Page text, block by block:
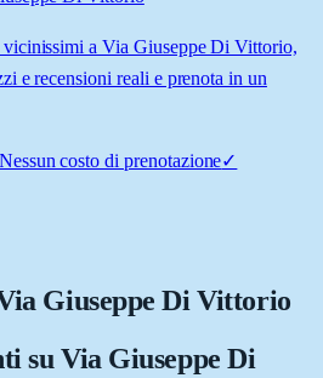
a Via Giuseppe Di Vittorio,
e recensioni reali e prenota in un
Nessun costo di prenotazione✓
Giuseppe Di Vittorio
su Via Giuseppe Di